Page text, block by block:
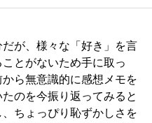
が、様々な「好き」を言
とがないため手に取っ
ら無意識的に感想メモを
のを今振り返ってみると
ちょっぴり恥ずかしさを